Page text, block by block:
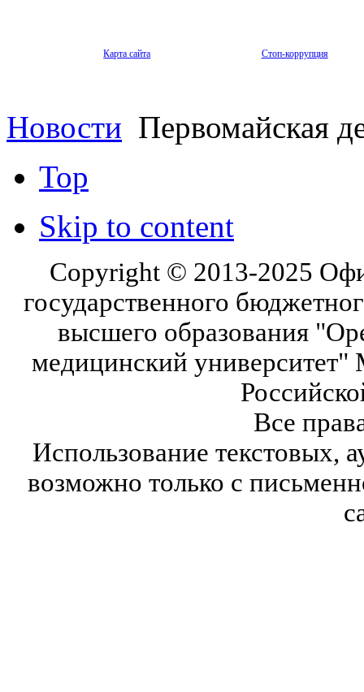
Карта сайта Стоп-коррупция
Новости Первомайская
Top
Skip to content
Copyright © 2013-2025
государственного
высшего образования
медицинский университет"
Все
Использование текстовых,
возможно только с